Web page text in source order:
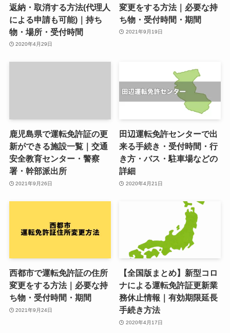
返納・取消する方法(代理人
による申請も可能)｜持ち
物・場所・受付時間
2020年4月29日
変更をする方法｜必要な持
ち物・受付時間・期間
2021年9月19日
鹿児島県で運転免許証の更
新ができる施設一覧｜交通
安全教育センター・警察
署・幹部派出所
2021年9月26日
田辺運転免許センターで出
来る手続き・受付時間・行
き方・バス・駐車場などの
詳細
2020年4月21日
西都市で運転免許証の住所
変更をする方法｜必要な持
ち物・受付時間・期間
2021年9月24日
【全国版まとめ】新型コロ
ナによる運転免許証更新業
務休止情報｜有効期限延長
手続き方法
2020年4月17日